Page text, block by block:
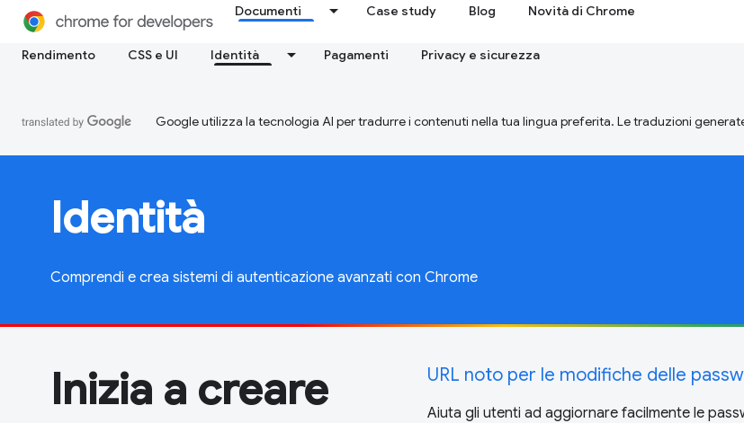
Documenti Case study Blog Novità di Chrome
Rendimento CSS e UI Identità Pagamenti Privacy e sicurezza
Google utilizza la tecnologia AI per tradurre i contenuti nella tua lingua preferita. Le traduzioni
Identità
Comprendi e crea sistemi di autenticazione avanzati con Chrome
Inizia a creare URL noto per le modifiche delle
Aiuta gli utenti ad aggiornare facilmente le